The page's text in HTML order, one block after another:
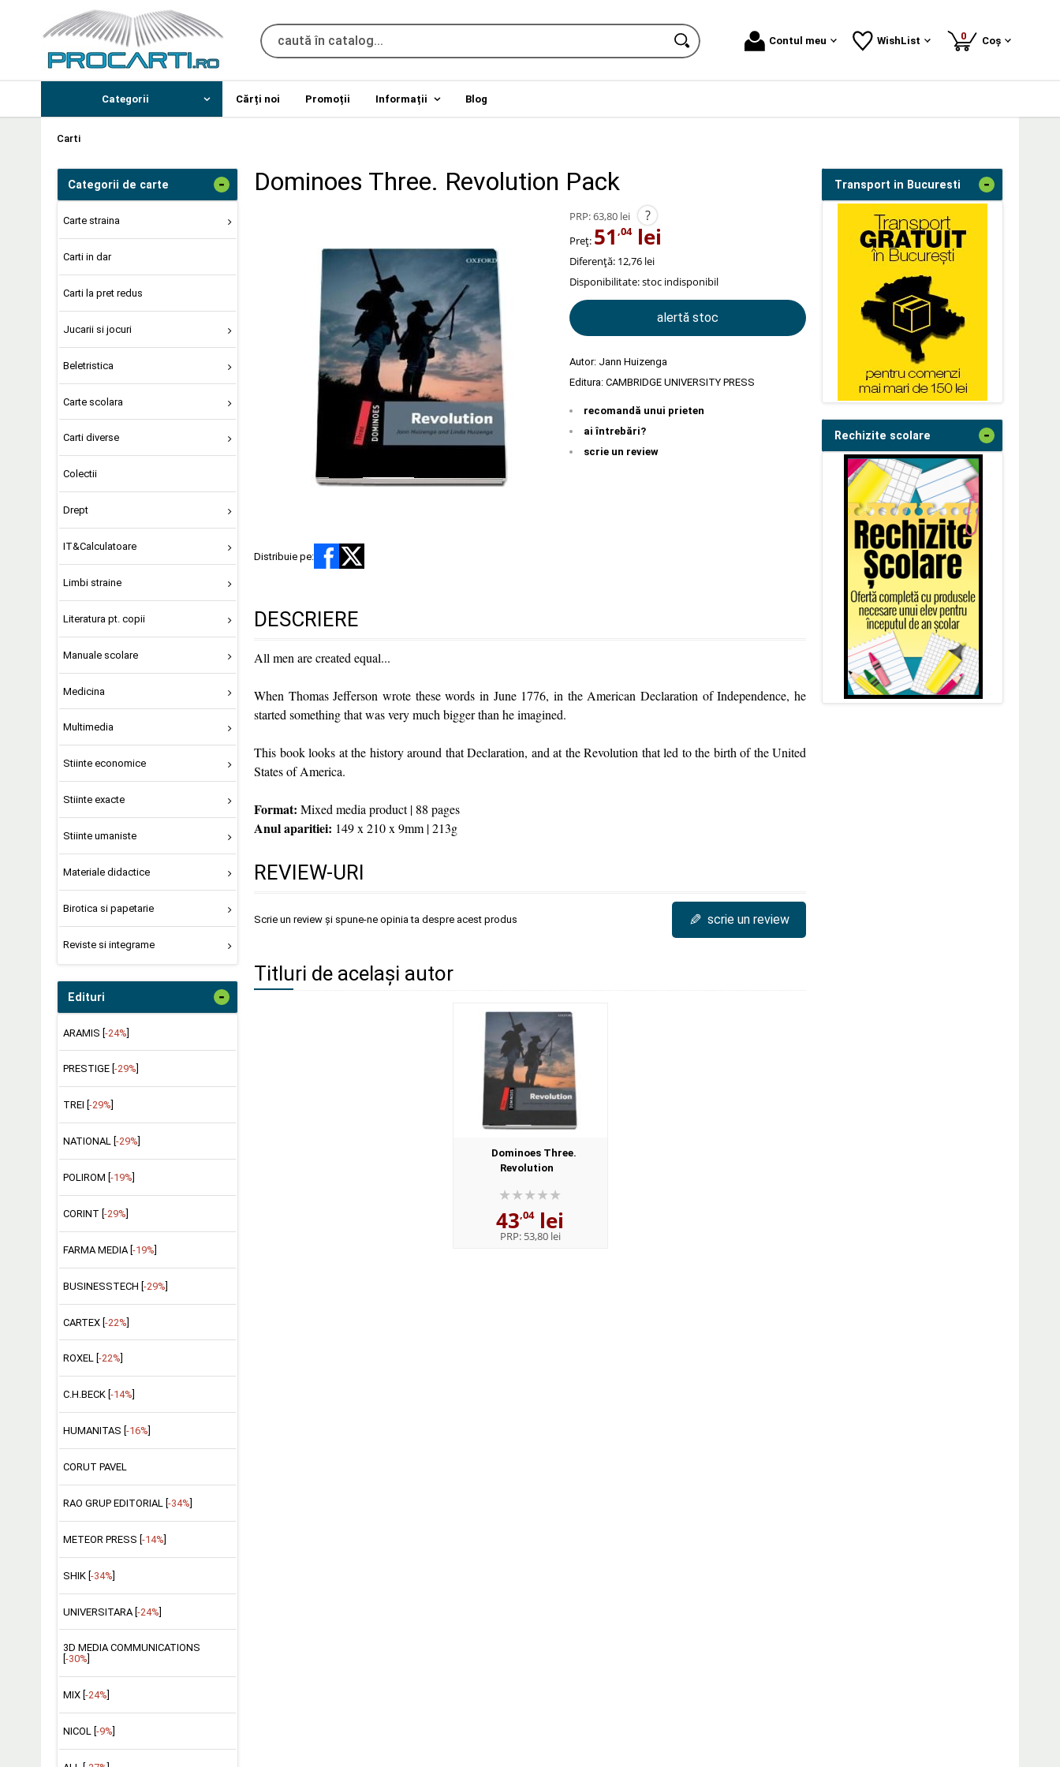
Contul meu WishList 0produse
Coș
Categorii Cărți noi Promoții Informații Blog
Carti
Categorii de carte -
Carte straina
Carti in dar
Carti la pret redus
Jucarii si jocuri
Beletristica
Carte scolara
Carti diverse
Colectii
Drept
IT&Calculatoare
Limbi straine
Literatura pt. copii
Manuale scolare
Medicina
Multimedia
Stiinte economice
Stiinte exacte
Stiinte umaniste
Materiale didactice
Birotica si papetarie
Reviste si integrame
Edituri -
ARAMIS [-24%]
PRESTIGE [ -29%
TREI [ -29%
NATIONAL [ -29%
POLIROM [ -19%
CORINT [ -29%
FARMA MEDIA [ -19%
BUSINESSTECH [-29%]
CARTEX [-22%]
ROXEL [ -22%
C.H.BECK [ -14%
HUMANITAS [ -16%
CORUT PAVEL
RAO GRUP EDITORIAL [ -34%
METEOR PRESS [ -14%
SHIK [-34%]
UNIVERSITARA [-24%]
3D MEDIA COMMUNICATIONS
-30%
MIX [ -24%
NICOL [ -9%
Dominoes Three. Revolution Pack
PRP:63,80 lei ?
Preț: 51 ,04lei
Diferență: 12,76 lei
Disponibilitate:stoc indisponibil
alertă stoc
Autor: Jann Huizenga
Editura: CAMBRIDGE UNIVERSITY PRESS
recomandă unui prieten
ai întrebări?
scrie un review
Distribuie pe:
DESCRIERE
All men are created equal...
When Thomas Jefferson wrote these words in June 1776, in the American Declaration of Independence, he
started something that was very much bigger than he imagined.
This book looks at the history around that Declaration, and at the Revolution that led to the birth of the United
States of America.
Format: Mixed media product | 88 pages
Anul aparitiei: 149 x 210 x 9mm | 213g
REVIEW-URI
Scrie un review și spune-ne opinia ta despre acest produs ✎ scrie un review
Titluri de același autor
Dominoes Three.
Revolution
43,04lei
PRP: 53,80 lei
Transport in Bucuresti -
Rechizite scolare -